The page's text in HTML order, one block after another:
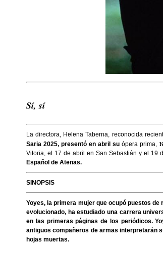
Sí, sí
La directora, Helena Taberna, reconocida
Saria 2025, presentó en abril su ópera prima,
Vitoria, el 17 de abril en San Sebastián y el 19
Español de Atenas.
SINOPSIS
Yoyes, la primera mujer que ocupó puestos
evolucionado, ha estudiado una carrera
en las primeras páginas de los periódicos.
antiguos compañeros de armas interpretarán
hojas muertas.